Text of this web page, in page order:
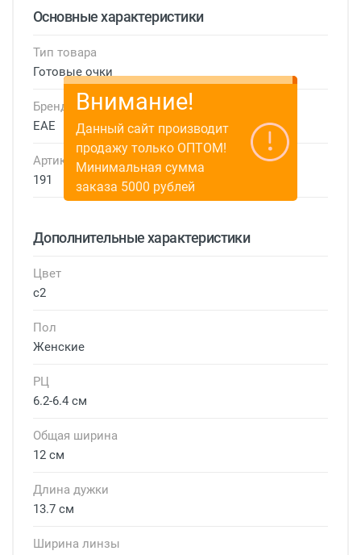
Основные характеристики
Тип товара
Готовые очки
Бренд
EAE
Артикул
191
Дополнительные характеристики
Цвет
с2
Пол
Женские
РЦ
6.2-6.4 см
Общая ширина
12 см
Длина дужки
13.7 см
Ширина линзы
Внимание!
Данный сайт производит
продажу только ОПТОМ!
Минимальная сумма
заказа 5000 рублей